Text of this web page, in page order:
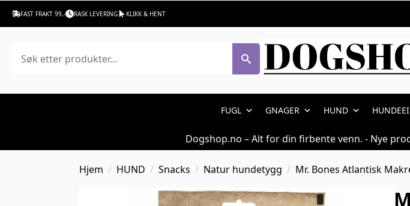
FAST FRAKT 99,- RASK LEVERING KLIKK & HENT
FUGL GNAGER HUND
Dogshop.no – Alt for din firbente venn. - Nye
Hjem HUND Snacks Natur hundetygg Mr. Bones Atlantisk